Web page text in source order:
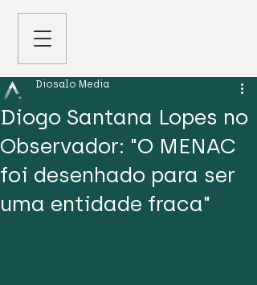
Diogo Santana Lopes no
Observador: "O MENAC
foi desenhado para ser
uma entidade fraca"
Diosalo Media